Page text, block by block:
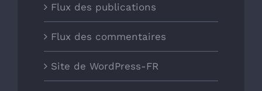
Flux des publications
Flux des commentaires
Site de WordPress-FR